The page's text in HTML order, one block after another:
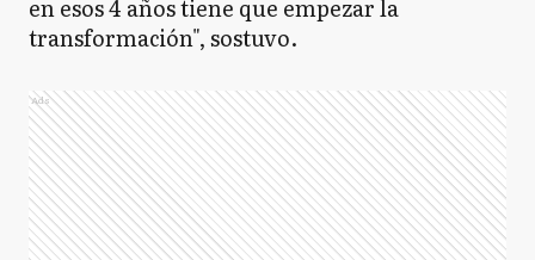
en esos 4 años tiene que empezar la
transformación", sostuvo.
Ads